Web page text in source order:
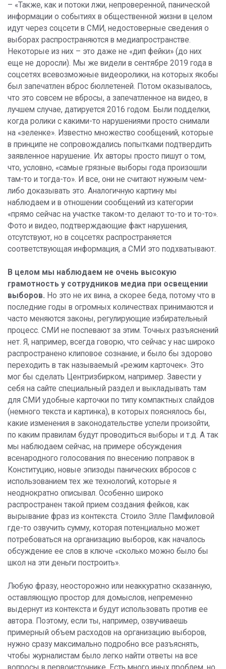
– «Также, как и потоки лжи, непроверенной, панической
информации о событиях в общественной жизни в целом
идут через соцсети в СМИ, недостоверные сведения о
выборах распространяются в медиапространстве.
Некоторые из них – это даже не «дип фейки» (до них
еще не доросли). Мы же видели в сентябре 2019 года в
соцсетях всевозможные видеоролики, на которых якобы
был запечатлен вброс бюллетеней. Потом оказывалось,
что это совсем не вбросы, а запечатленное на видео, в
лучшем случае, датируется 2016 годом. Были подделки,
когда ролики с какими-то нарушениями просто снимали
на «зеленке». Известно множество сообщений, которые
в принципе не сопровождались попытками подтвердить
заявленное нарушение. Их авторы просто пишут о том,
что, условно, «самые грязные выборы года произошли
там-то и тогда-то». И все, они не считают нужным чем-
либо доказывать это. Аналогичную картину мы
наблюдаем и в отношении сообщений из категории
«прямо сейчас на участке таком-то делают то-то и то-то».
Фото и видео, подтверждающие факт нарушения,
отсутствуют, но в соцсетях распространяется
соответствующая информация, а СМИ это подхватывают.
В целом мы наблюдаем не очень высокую
грамотность у сотрудников медиа при освещении
выборов. Но это не их вина, а скорее беда, потому что в
последние годы в огромных количествах принимаются и
часто меняются законы, регулирующие избирательный
процесс. СМИ не поспевают за этим. Точных разъяснений
нет. Я, например, всегда говорю, что сейчас у нас широко
распространено клиповое сознание, и было бы здорово
переходить в так называемый «режим карточек». Это
мог бы сделать Центризбирком, например. Завести у
себя на сайте специальный раздел и выкладывать там
для СМИ удобные карточки по типу компактных слайдов
(немного текста и картинка), в которых пояснялось бы,
какие изменения в законодательстве успели произойти,
по каким правилам будут проводиться выборы и т.д. А так
мы наблюдаем сейчас, на примере обсуждения
всенародного голосования по внесению поправок в
Конституцию, новые эпизоды панических вбросов с
использованием тех же технологий, которые я
неоднократно описывал. Особенно широко
распространен такой прием создания фейков, как
вырывание фраз из контекста. Стоило Элле Памфиловой
где-то озвучить сумму, которая потенциально может
потребоваться на организацию выборов, как началось
обсуждение ее слов в ключе «сколько можно было бы
школ на эти деньги построить».
Любую фразу, неосторожно или неаккуратно сказанную,
оставляющую простор для домыслов, непременно
выдернут из контекста и будут использовать против ее
автора. Поэтому, если ты, например, озвучиваешь
примерный объем расходов на организацию выборов,
нужно сразу максимально подробно все разъяснять,
чтобы журналистам было легко найти ответы на все